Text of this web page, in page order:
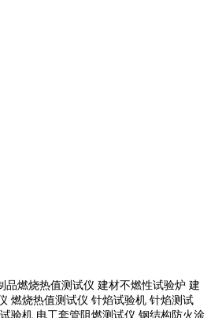
燃烧热值测试仪 建材不燃性试验炉 建
燃烧热值测试仪 针焰试验机 针焰测试
验机 电工套管阻燃测试仪 钢结构防火涂